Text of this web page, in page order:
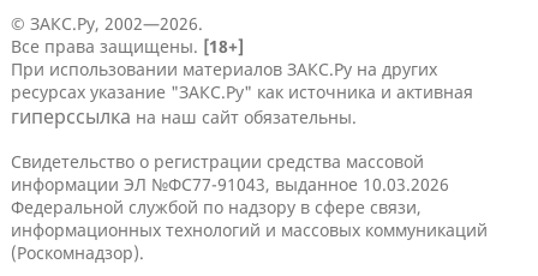
© ЗАКС.Ру, 2002—2026.
Все права защищены. [18+]
При использовании материалов ЗАКС.Ру на других
ресурсах указание "ЗАКС.Ру" как источника и активная
гиперссылка на наш сайт обязательны.
Свидетельство о регистрации средства массовой
информации ЭЛ №ФС77-91043, выданное 10.03.2026
Федеральной службой по надзору в сфере связи,
информационных технологий и массовых коммуникаций
(Роскомнадзор).